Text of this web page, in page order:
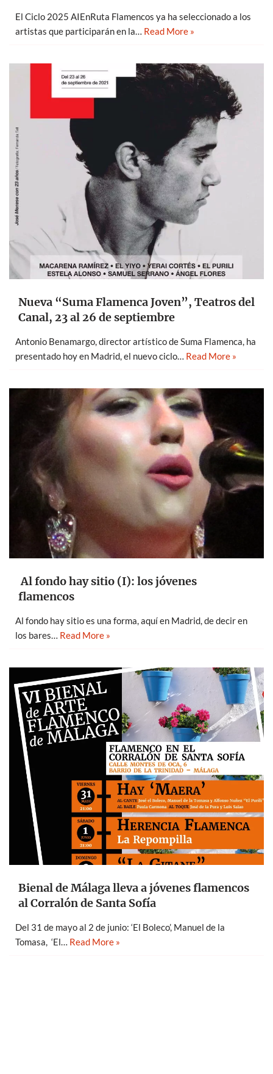
El Ciclo 2025 AIEnRuta Flamencos ya ha seleccionado a los
artistas que participarán en la… Read More »
Nueva “Suma Flamenca Joven”, Teatros del
Canal, 23 al 26 de septiembre
Antonio Benamargo, director artístico de Suma Flamenca, ha
presentado hoy en Madrid, el nuevo ciclo… Read More »
Al fondo hay sitio (I): los jóvenes
flamencos
Al fondo hay sitio es una forma, aquí en Madrid, de decir en
los bares… Read More »
Bienal de Málaga lleva a jóvenes flamencos
al Corralón de Santa Sofía
Del 31 de mayo al 2 de junio: ‘El Boleco’, Manuel de la
Tomasa, ‘El… Read More »